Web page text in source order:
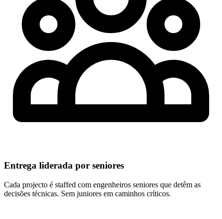
Entrega liderada por seniores
Cada projecto é staffed com engenheiros seniores que detêm as
decisões técnicas. Sem juniores em caminhos críticos.